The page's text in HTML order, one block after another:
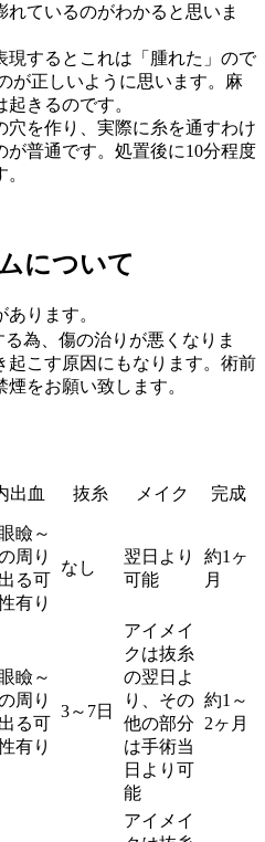
ているのがわかると思いま
するとこれは「腫れた」ので
が正しいように思います。麻
きるのです。
穴を作り、実際に糸を通すわけ
が普通です。処置後に10分程度
について
ります。
為、傷の治りが悪くなりま
起こす原因にもなります。術前
をお願い致します。
出血 抜糸 メイク 完成
瞼～
周り
る可
有り
なし
翌日より
可能
約1ヶ
月
瞼～
周り
る可
有り
3～7日
アイメイ
クは抜糸
の翌日よ
り、その
他の部分
は手術当
日より可
能
約1～
2ヶ月
アイメイ